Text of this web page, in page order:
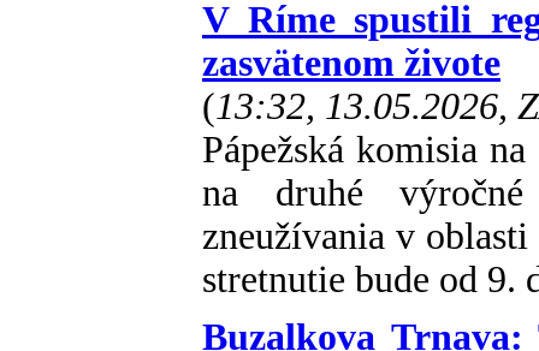
V Ríme spustili
zasvätenom živote
(13:32, 13.05.2026,
Pápežská komisia
na druhé výročné
zneužívania v oblasti
stretnutie bude od 9.
Buzalkova